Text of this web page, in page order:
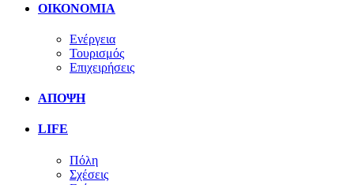
ΟΙΚΟΝΟΜΙΑ
Ενέργεια
Τουρισμός
Επιχειρήσεις
ΑΠΟΨΗ
LIFE
Πόλη
Σχέσεις